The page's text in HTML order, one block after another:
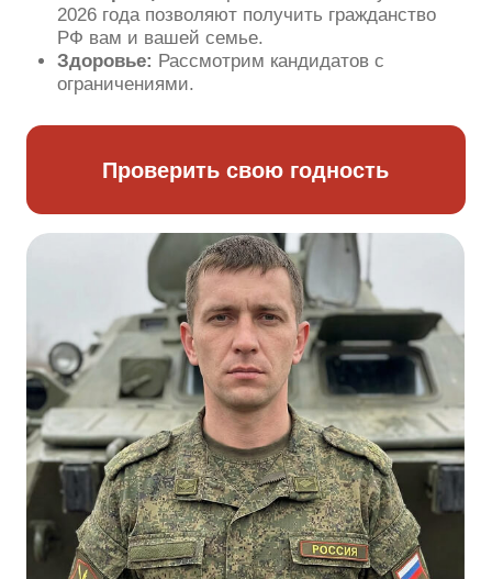
Выгодная служба по контракту на
севере ждет вас.
Наш контакт хмао работает
время
ОСТАЛОСЬ 14 МЕСТ В
ЭТОМ НАБОРЕ
Служба по контракту в сургуте и Ханты-
Мансийске — это ваш шанс на 4 100 000
рублей.
Наш главный пункт отбора ханты
мансийск на военную службу по контракту
ждет вас.
Обеспечим юридическую помощь, чтобы
заключить контракт в хмао на военную
службу по контракту быстро и безопасно
Связаться с оператором